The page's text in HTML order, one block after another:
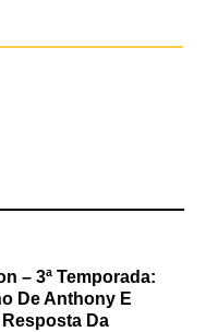
– 3ª Temporada:
De Anthony E
Resposta Da